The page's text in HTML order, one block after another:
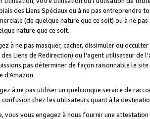
des Liens Spéciaux ou à ne pas entreprendre
(de quelque nature que ce soit) ou à ne
nature que ce soit.
à ne pas masquer, cacher, dissimuler ou
Liens de Redirection) ou l'agent utilisateur
pas déterminer de façon raisonnable le
d'Amazon.
à ne pas utiliser un quelconque service de
chez les utilisateurs quant à la
vous vous engagez à nous fournir une